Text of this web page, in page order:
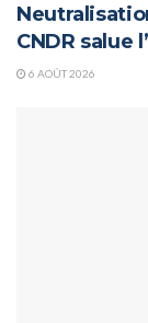
CNDR salue
6 AOÛT 2026